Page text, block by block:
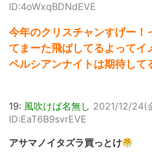
ID:4oWxqBDNdEVE
今年のクリスチャンすげー！
てまーた飛ばしてるよってイ
ペルシアンナイトは期待して
19: 風吹けば名無し 2021/12/24(
ID:EaT6B9svrEVE
アサマノイタズラ買っとけ